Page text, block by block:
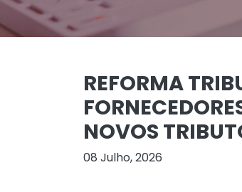
REFORMA
NOVOS
08 Julho, 2026